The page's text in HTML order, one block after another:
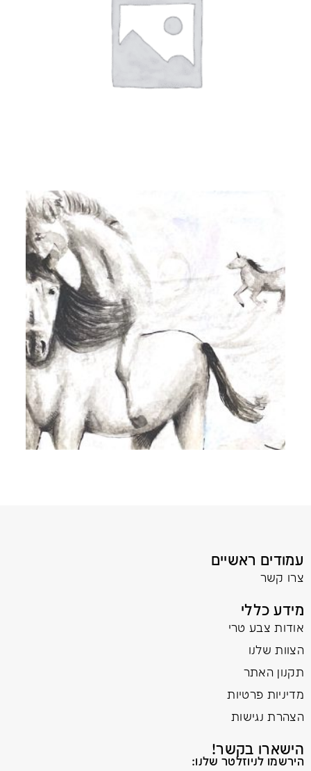
עמודים ראשיים
צרו קשר
מידע כללי
אודות צבע טרי
הצוות שלנו
תקנון האתר
מדיניות פרטיות
הצהרת נגישות
הישארו בקשר!
הירשמו לניוזלטר שלנו: